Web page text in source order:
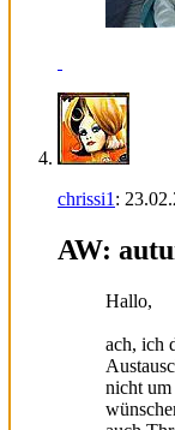
chrissi1 :
AW:
Hallo,
ach, ich
nicht